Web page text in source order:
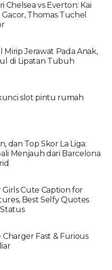
Chelsea vs Everton: Kai
Thomas Tuchel
Mirip Jerawat Pada Anak,
di Lipatan Tubuh
slot pintu rumah
dan Top Skor La Liga:
Menjauh dari Barcelona
Cute Caption for
Best Selfy Quotes
Fast & Furious